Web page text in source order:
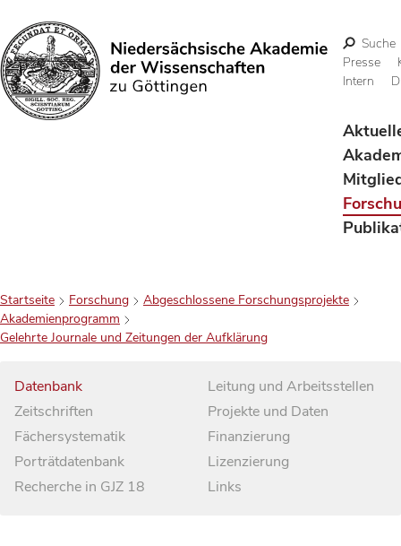
Suchen
Suche
Presse
Intern
Startseite Forschung
Abgeschlossene Forschungsprojekte
Akademienprogramm
Gelehrte Journale und Zeitungen der Aufklärung
Datenbank
Zeitschriften
Fächersystematik
Porträtdatenbank
Recherche in GJZ 18
Leitung und Arbeitsstellen
Projekte und Daten
Finanzierung
Lizenzierung
Links